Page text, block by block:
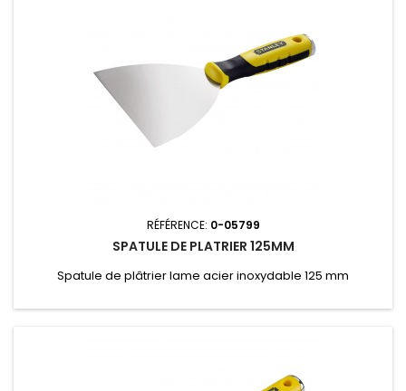
RÉFÉRENCE: 0-05799
SPATULE DE PLATRIER 125MM
Spatule de plâtrier lame acier inoxydable 125 mm